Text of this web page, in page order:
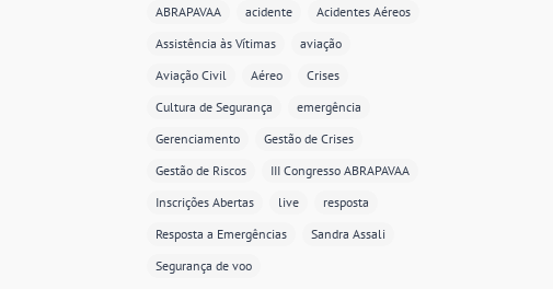
ABRAPAVAA acidente
Acidentes Aéreos
Assistência às Vítimas
aviação
Aviação Civil
Aéreo
Crises
Cultura de Segurança
emergência
Gerenciamento
Gestão de Crises
Gestão de Riscos
III Congresso ABRAPAVAA
Inscrições Abertas
live
resposta
Resposta a Emergências
Sandra Assali
Segurança de voo